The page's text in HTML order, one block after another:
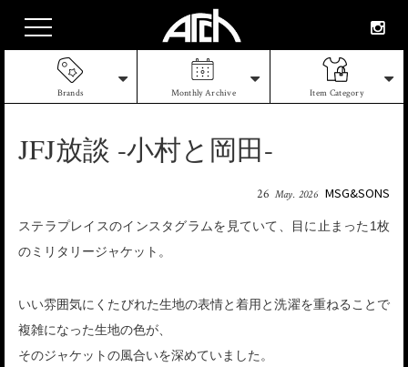
Brands Monthly Archive Item Category
JFJ放談 -小村と岡田-
26 May. 2026 MSG&SONS
ステラプレイスのインスタグラムを見ていて、目に止まった1枚
のミリタリージャケット。
いい雰囲気にくたびれた生地の表情と着用と洗濯を重ねることで
複雑になった生地の色が、
そのジャケットの風合いを深めていました。